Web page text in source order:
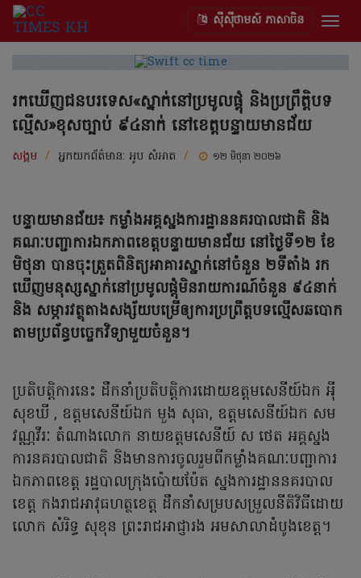
ស៊ីស៊ីថាមស៍ ភាសាចិន
រកឃើញជនបរទេស«ស្នាក់នៅប្រមូលផ្តុំ និងប្រព្រឹត្តិបទ
ល្មើស»ខុសច្បាប់ ៩៤នាក់ នៅខេត្តបន្ទាយមានជ័យ
សង្គម / អ្នកយកព័ត៌មាន: អូប សំអាត / ១២ មិថុនា ២០២៦
បន្ទាយមានជ័យ៖ កម្លាំងអគ្គស្នងការដ្ឋាននគរបាលជាតិ និង
គណៈបញ្ជាការឯកភាពខេត្តបន្ទាយមានជ័យ នៅថ្ងៃទី១២ ខែ
មិថុនា បានចុះត្រួតពិនិត្យអាគារស្នាក់នៅចំនួន ២ទីតាំង រក
ឃើញមនុស្សស្នាក់នៅប្រមូលផ្តុំមិនរាយការណ៍ចំនួន ៩៤នាក់
និង សម្ភារវត្ថុតាងសង្ស័យបម្រើឲ្យការប្រព្រឹត្តបទល្មើសឆបោក
តាមប្រព័ន្ធបច្ចេកវិទ្យាមួយចំនួន។
ប្រតិបត្តិការនេះ ដឹកនាំប្រតិបត្តិការដោយឧត្តមសេនីយ៍ឯក អុី
សុខឃី , ឧត្តមសេនីយ៍ឯក មួង សុធា, ឧត្តមសេនីយ៍ឯក សម
វណ្ណវីរៈ តំណាងលោក នាយឧត្តមសេនីយ៍ ស ថេត អគ្គស្នង
ការនគរបាលជាតិ និងមានការចូលរួមពីកម្លាំងគណៈបញ្ជាការ
ឯកភាពខេត្ត រដ្ឋបាលក្រុងប៉ោយប៉ែត ស្នងការដ្ឋាននគរបាល
ខេត្ត កងរាជអាវុធហត្ថខេត្ត ដឹកនាំសម្របសម្រួលនីតិវិធីដោយ
លោក សំរិទ្ធ សុខុន ព្រះរាជអាជ្ញារង អមសាលាដំបូងខេត្ត។